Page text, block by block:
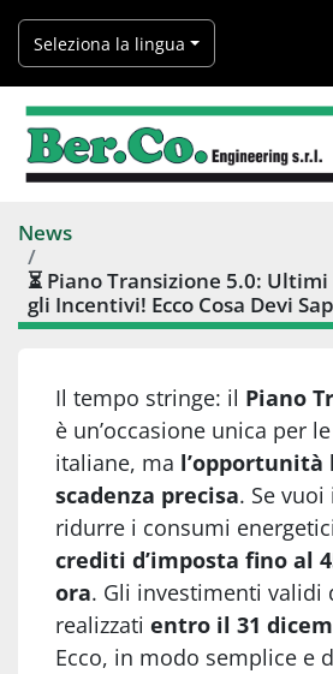
Seleziona la lingua
News
⏳ Piano Transizione 5.0:
gli Incentivi! Ecco Cosa Devi
Il tempo stringe: il Piano
è un’occasione unica per
italiane, ma l’opportunità
scadenza precisa. Se
ridurre i consumi
crediti d’imposta fino al
ora. Gli investimenti validi
realizzati entro il 31
Ecco, in modo semplice e